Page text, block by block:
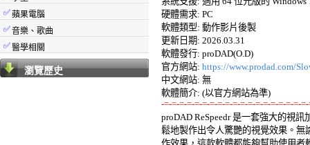
✅蘋果電腦
✅音樂、歌曲
✅醫學相關
瀏覽歷史
硬體需求: PC
軟體類型: 動作影片後製
更新日期: 2026.03.31
軟體發行: proDAD(O.D)
官方網站: https://www.prodad.com/
中文網站: 無
-=-=-=-=-=-=-=-=-=-=-=-=-=-=-=-=-=-=-
proDAD ReSpeedr 是一套強大的視
鬆地製作出令人驚艷的視覺效果。